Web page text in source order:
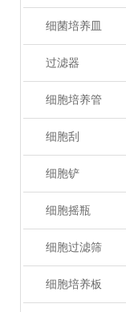
细菌培养皿
过滤器
细胞培养管
细胞刮
细胞铲
细胞摇瓶
细胞过滤筛
细胞培养板